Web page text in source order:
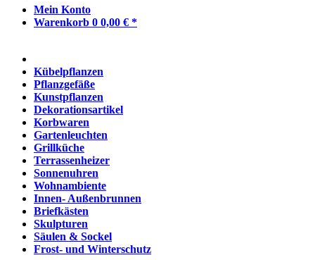
Mein Konto
Warenkorb 0 0,00 € *
Kübelpflanzen
Pflanzgefäße
Kunstpflanzen
Dekorationsartikel
Korbwaren
Gartenleuchten
Grillküche
Terrassenheizer
Sonnenuhren
Wohnambiente
Innen- Außenbrunnen
Briefkästen
Skulpturen
Säulen & Sockel
Frost- und Winterschutz